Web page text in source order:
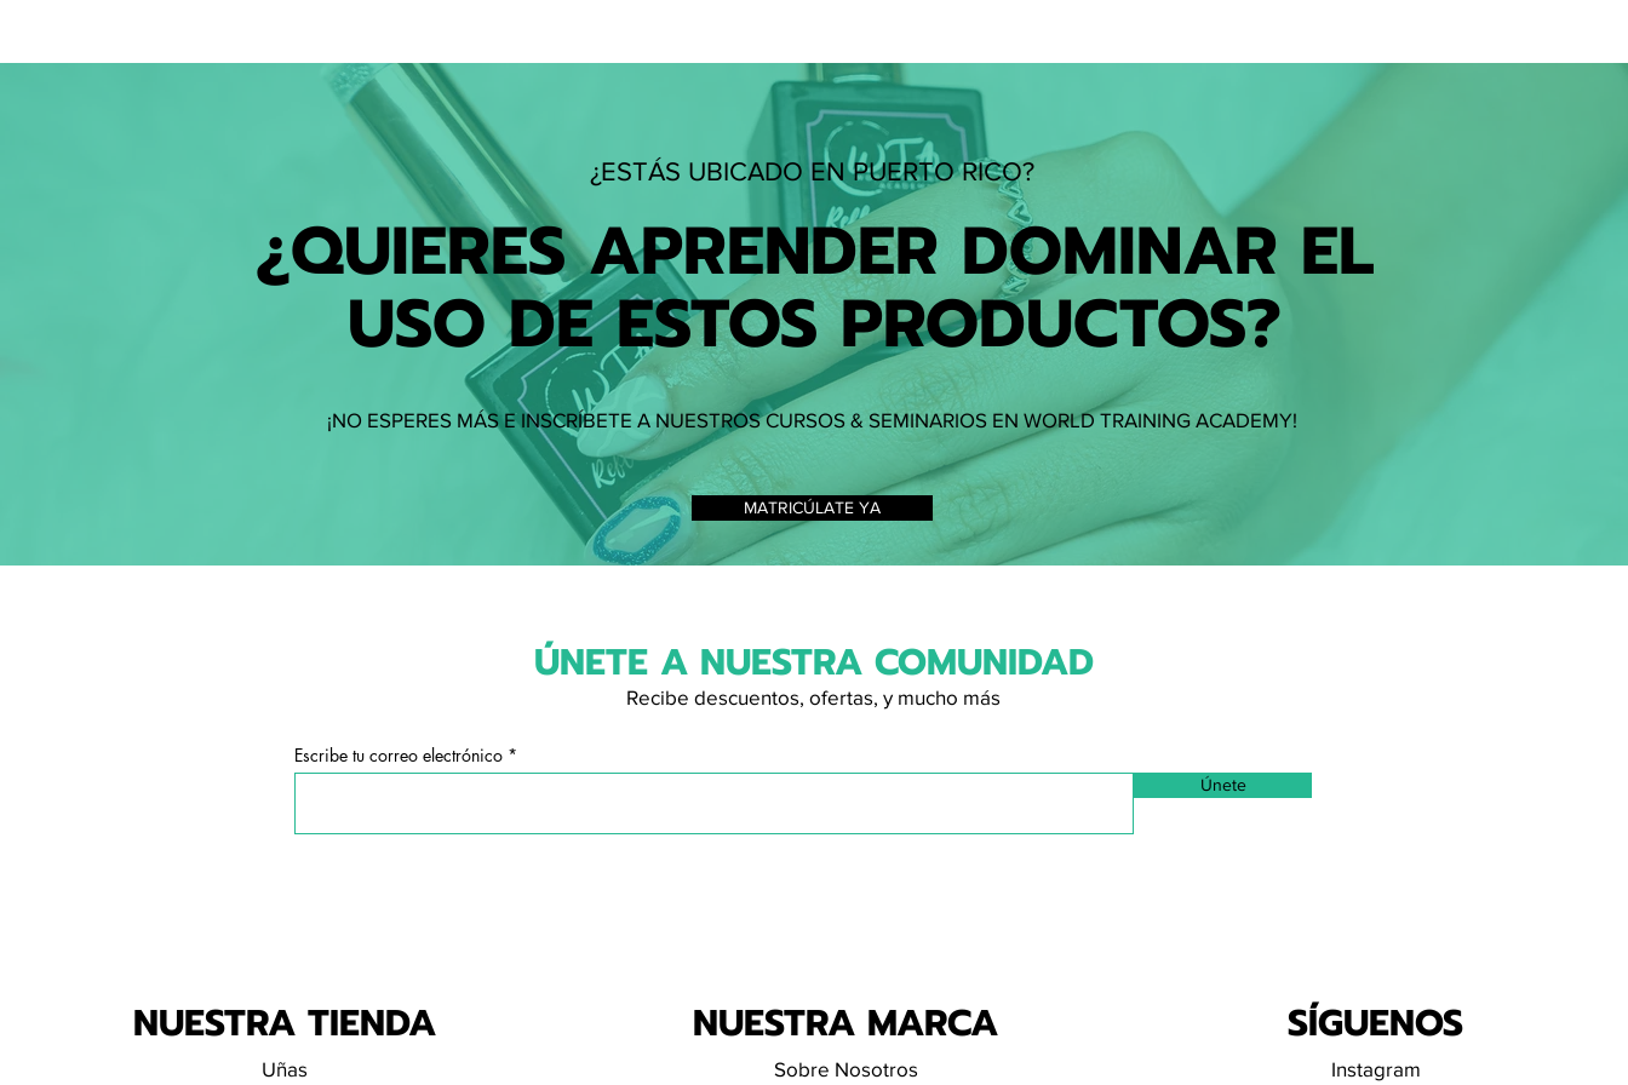
¿ESTÁS UBICADO EN PUERTO RICO?
¿QUIERES APRENDER DOMINAR EL
USO DE ESTOS PRODUCTOS?
¡NO ESPERES MÁS E INSCRÍBETE A NUESTROS CURSOS & SEMINARIOS EN WORLD TRAINING ACADEMY!
MATRICÚLATE YA
ÚNETE A NUESTRA COMUNIDAD
Recibe descuentos, ofertas, y mucho más
Escribe tu correo electrónico
Únete
NUESTRA TIENDA
Uñas
NUESTRA MARCA
Sobre Nosotros
SÍGUENOS
Instagram